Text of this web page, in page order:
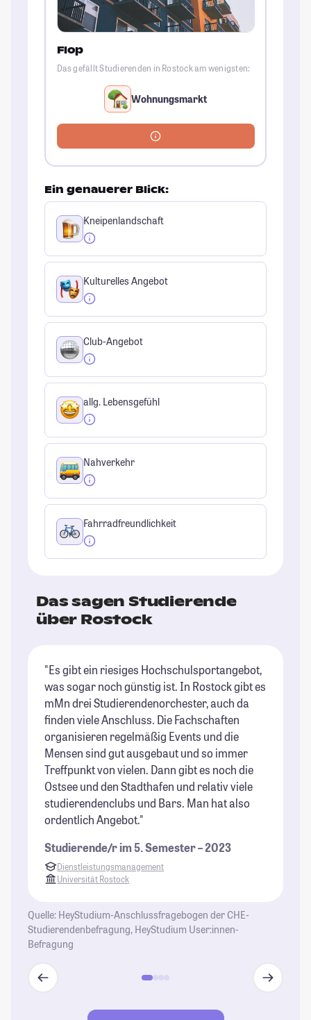
Flop
Das gefällt Studierenden in Rostock am wenigsten:
Wohnungsmarkt
Ein genauerer Blick:
Kneipenlandschaft
Kulturelles Angebot
Club-Angebot
allg. Lebensgefühl
Nahverkehr
Fahrradfreundlichkeit
Das sagen Studierende
über Rostock
"Es gibt ein riesiges Hochschulsportangebot,
was sogar noch günstig ist. In Rostock gibt es
mMn drei Studierendenorchester, auch da
finden viele Anschluss. Die Fachschaften
organisieren regelmäßig Events und die
Mensen sind gut ausgebaut und so immer
Treffpunkt von vielen. Dann gibt es noch die
Ostsee und den Stadthafen und relativ viele
studierendenclubs und Bars. Man hat also
ordentlich Angebot."
Studierende/r im 5. Semester – 2023
Dienstleistungsmanagement
Universität Rostock
Quelle: HeyStudium-Anschlussfragebogen der CHE-
Studierendenbefragung, HeyStudium User:innen-
Befragung